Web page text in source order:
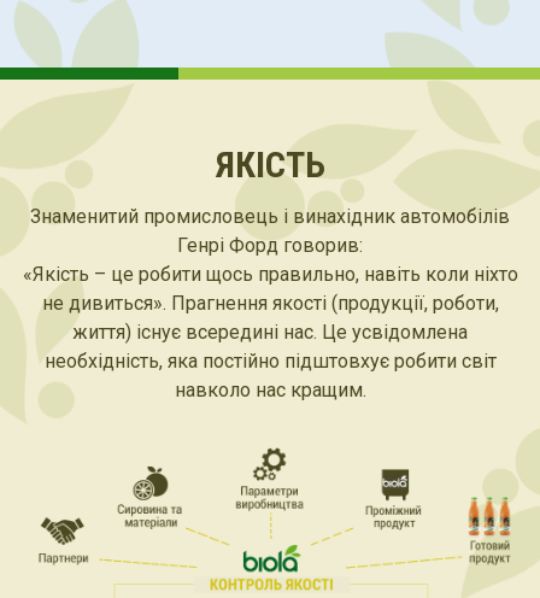
ЯКІСТЬ
Знаменитий промисловець і винахідник автомобілів
Генрі Форд говорив:
«Якість – це робити щось правильно, навіть коли ніхто
не дивиться». Прагнення якості (продукції, роботи,
життя) існує всередині нас. Це усвідомлена
необхідність, яка постійно підштовхує робити світ
навколо нас кращим.